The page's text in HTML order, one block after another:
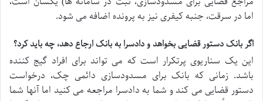
اما در سرقت، جنبه کیفری نیز به پرونده اضافه می شود.
اگر بانک دستور قضایی بخواهد و دادسرا به بانک ارجاع دهد، چه باید کرد؟
این یک سناریوی پرتکرار است که می تواند برای افراد گیج کننده
باشد. زمانی که بانک برای مسدودسازی دائمی چک، درخواست
دستور قضایی می کند و شما به دادسرا مراجعه می کنید اما آنها شما